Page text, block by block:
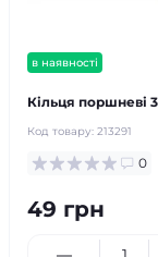
в наявності
Кільця поршневі
Код товару: 213291
0
49 грн